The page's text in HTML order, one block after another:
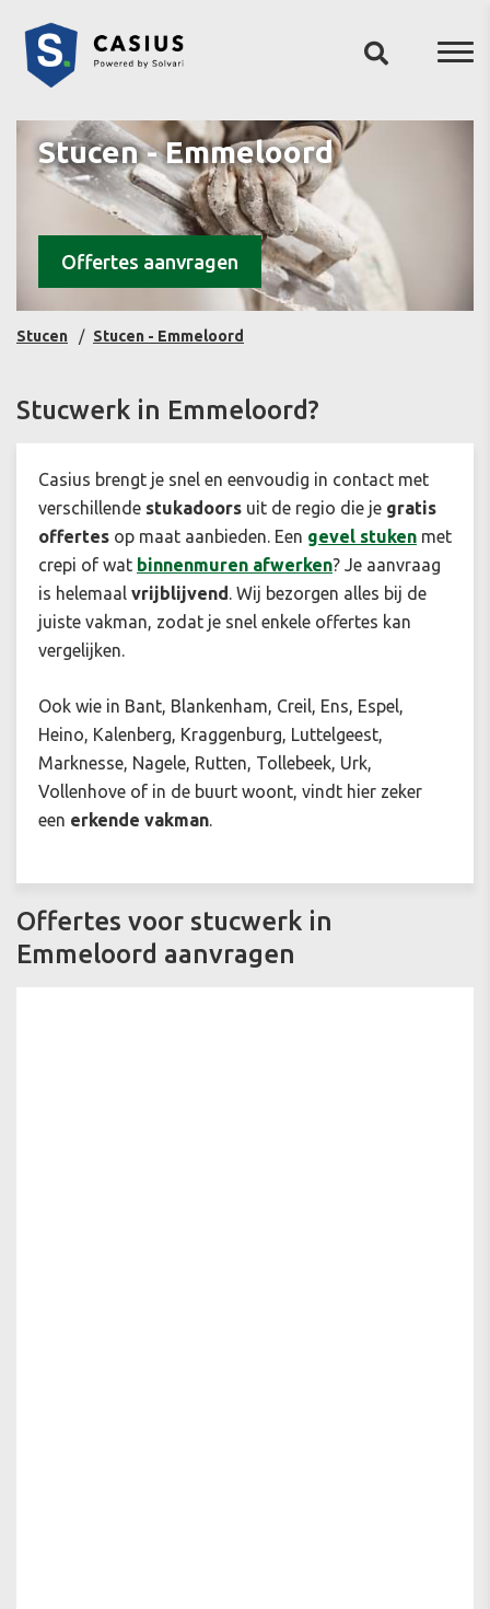
Stucen - Emmeloord
Offertes aanvragen
Stucen Stucen - Emmeloord
Stucwerk in Emmeloord?
Casius brengt je snel en eenvoudig in contact met
verschillende stukadoors uit de regio die je gratis
offertes op maat aanbieden. Een gevel stuken met
crepi of wat binnenmuren afwerken? Je aanvraag
is helemaal vrijblijvend. Wij bezorgen alles bij de
juiste vakman, zodat je snel enkele offertes kan
vergelijken.
Ook wie in Bant, Blankenham, Creil, Ens, Espel,
Heino, Kalenberg, Kraggenburg, Luttelgeest,
Marknesse, Nagele, Rutten, Tollebeek, Urk,
Vollenhove of in de buurt woont, vindt hier zeker
een erkende vakman.
Offertes voor stucwerk in
Emmeloord aanvragen